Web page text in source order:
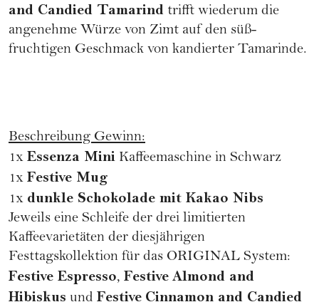
and Candied Tamarind trifft wiederum die
angenehme Würze von Zimt auf den süß-
fruchtigen Geschmack von kandierter Tamarinde.
Beschreibung Gewinn:
1x Essenza Mini Kaffeemaschine in Schwarz
1x Festive Mug
1x dunkle Schokolade mit Kakao Nibs
Jeweils eine Schleife der drei limitierten
Kaffeevarietäten der diesjährigen
Festtagskollektion für das ORIGINAL System:
Festive Espresso, Festive Almond and
Hibiskus und Festive Cinnamon and Candied